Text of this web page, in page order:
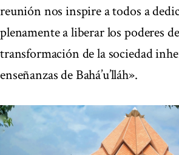
reunión nos inspire a todos a
plenamente a liberar los poderes de
transformación de la sociedad
enseñanzas de Bahá’u’lláh».